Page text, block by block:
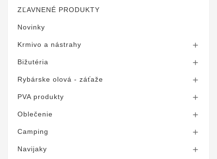
ZĽAVNENÉ PRODUKTY
Novinky
Krmivo a nástrahy 
Bižutéria 
Rybárske olová - záťaže 
PVA produkty 
Oblečenie 
Camping 
Navijaky 